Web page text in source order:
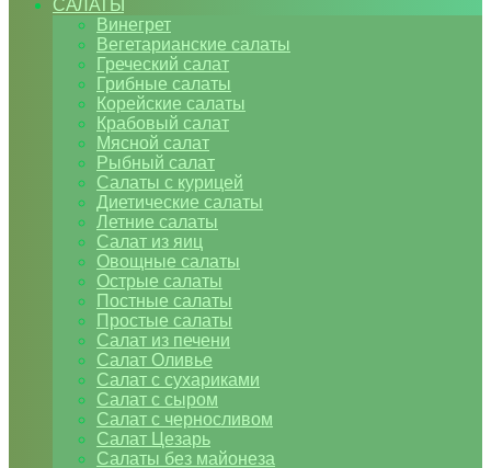
САЛАТЫ
Винегрет
Вегетарианские салаты
Греческий салат
Грибные салаты
Корейские салаты
Крабовый салат
Мясной салат
Рыбный салат
Салаты с курицей
Диетические салаты
Летние салаты
Салат из яиц
Овощные салаты
Острые салаты
Постные салаты
Простые салаты
Салат из печени
Салат Оливье
Салат с сухариками
Салат с сыром
Салат с черносливом
Салат Цезарь
Салаты без майонеза